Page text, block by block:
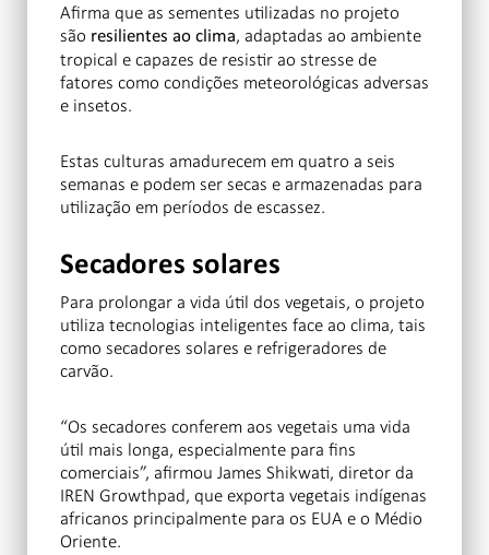
Afirma que as sementes utilizadas no projeto
são resilientes ao clima, adaptadas ao ambiente
tropical e capazes de resistir ao stresse de
fatores como condições meteorológicas adversas
e insetos.
Estas culturas amadurecem em quatro a seis
semanas e podem ser secas e armazenadas para
utilização em períodos de escassez.
Secadores solares
Para prolongar a vida útil dos vegetais, o projeto
utiliza tecnologias inteligentes face ao clima, tais
como secadores solares e refrigeradores de
carvão.
“Os secadores conferem aos vegetais uma vida
útil mais longa, especialmente para fins
comerciais”, afirmou James Shikwati, diretor da
IREN Growthpad, que exporta vegetais indígenas
africanos principalmente para os EUA e o Médio
Oriente.